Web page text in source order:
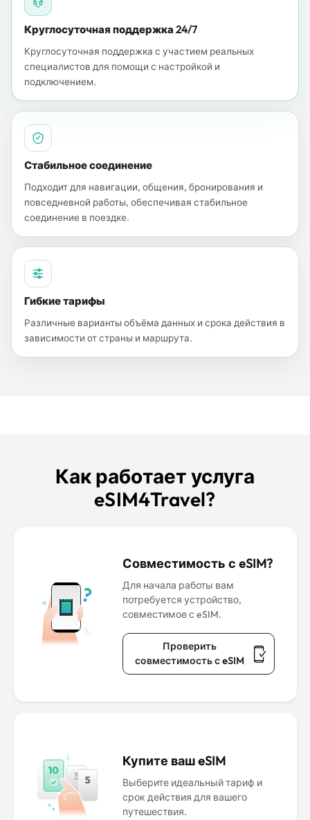
Круглосуточная поддержка 24/7
Круглосуточная поддержка с участием реальных
специалистов для помощи с настройкой и
подключением.
Стабильное соединение
Подходит для навигации, общения, бронирования и
повседневной работы, обеспечивая стабильное
соединение в поездке.
Гибкие тарифы
Различные варианты объёма данных и срока действия в
зависимости от страны и маршрута.
Как работает услуга
eSIM4Travel?
Совместимость с eSIM?
Для начала работы вам
потребуется устройство,
совместимое с eSIM.
Проверить
совместимость с eSIM
Купите ваш eSIM
Выберите идеальный тариф и
срок действия для вашего
путешествия.